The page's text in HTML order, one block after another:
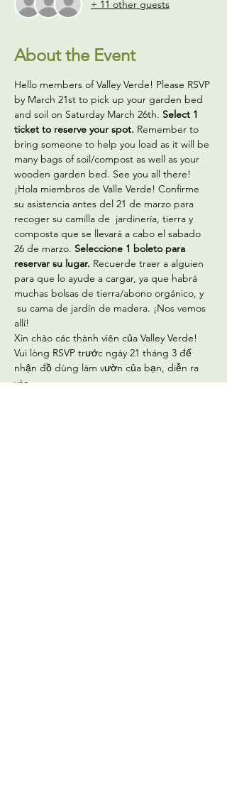
+ 11 other guests
About the Event
Hello members of Valley Verde! Please RSVP
by March 21st to pick up your garden bed
and soil on Saturday March 26th. Select 1
ticket to reserve your spot. Remember to
bring someone to help you load as it will be
many bags of soil/compost as well as your
wooden garden bed. See you all there!
¡Hola miembros de Valle Verde! Confirme
su asistencia antes del 21 de marzo para
recoger su camilla de  jardinería, tierra y
composta que se llevará a cabo el sabado
26 de marzo. Seleccione 1 boleto para
reservar su lugar. Recuerde traer a alguien
para que lo ayude a cargar, ya que habrá
muchas bolsas de tierra/abono orgánico, y
su cama de jardín de madera. ¡Nos vemos
allí!
Xin chào các thành viên của Valley Verde!
Vui lòng RSVP trước ngày 21 tháng 3 để
nhận đồ dùng làm vườn của bạn, diễn ra
vào…